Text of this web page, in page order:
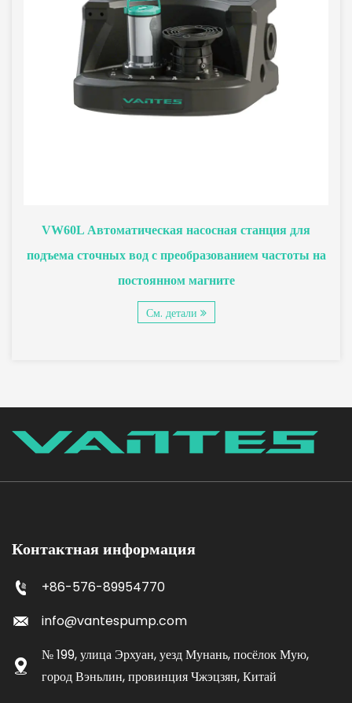
VW60L Автоматическая насосная станция для
подъема сточных вод с преобразованием частоты на
постоянном магните
См. детали
Контактная информация
+86-576-89954770
info@vantespump.com
№ 199, улица Эрхуан, уезд Мунань, посёлок Мую,
город Вэньлин, провинция Чжэцзян, Китай